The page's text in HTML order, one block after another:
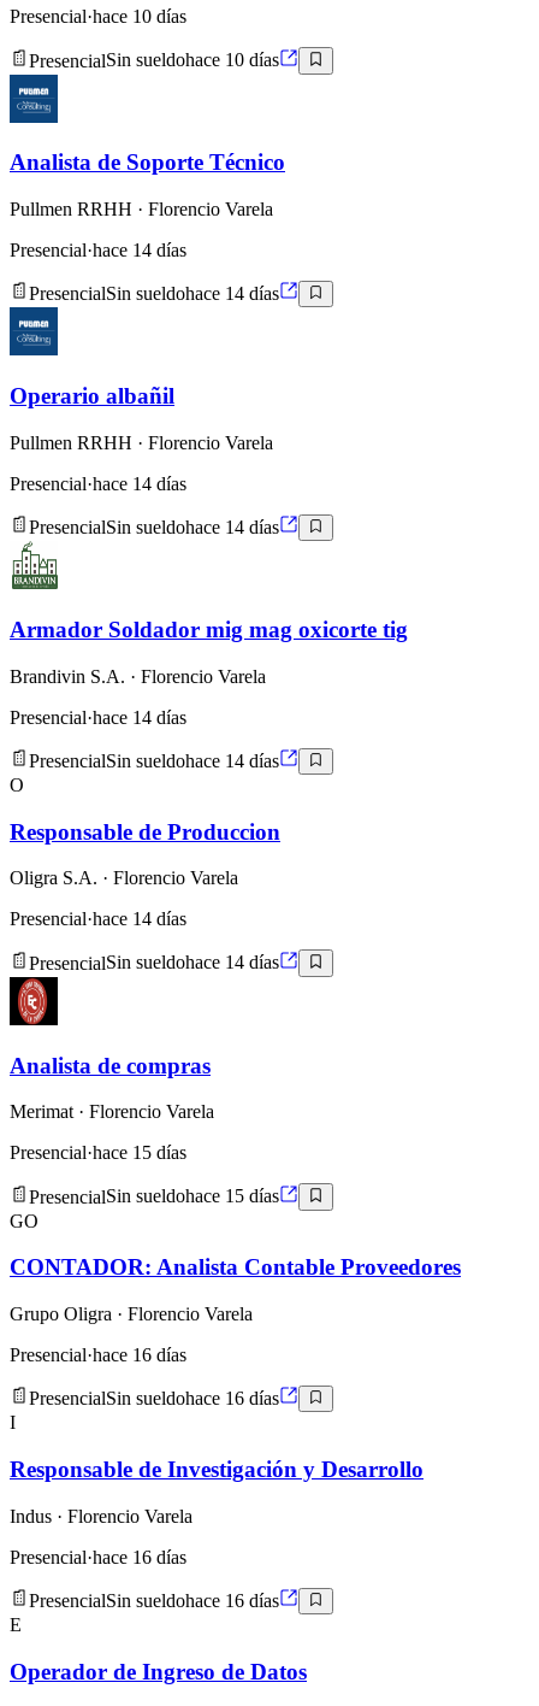
Presencial·hace 10 días
PresencialSin sueldohace 10 días
Analista de Soporte Técnico
Pullmen RRHH · Florencio Varela
Presencial·hace 14 días
PresencialSin sueldohace 14 días
Operario albañil
Pullmen RRHH · Florencio Varela
Presencial·hace 14 días
PresencialSin sueldohace 14 días
Armador Soldador mig mag oxicorte tig
Brandivin S.A. · Florencio Varela
Presencial·hace 14 días
PresencialSin sueldohace 14 días
O
Responsable de Produccion
Oligra S.A. · Florencio Varela
Presencial·hace 14 días
PresencialSin sueldohace 14 días
Analista de compras
Merimat · Florencio Varela
Presencial·hace 15 días
PresencialSin sueldohace 15 días
GO
CONTADOR: Analista Contable Proveedores
Grupo Oligra · Florencio Varela
Presencial·hace 16 días
PresencialSin sueldohace 16 días
I
Responsable de Investigación y Desarrollo
Indus · Florencio Varela
Presencial·hace 16 días
PresencialSin sueldohace 16 días
E
Operador de Ingreso de Datos